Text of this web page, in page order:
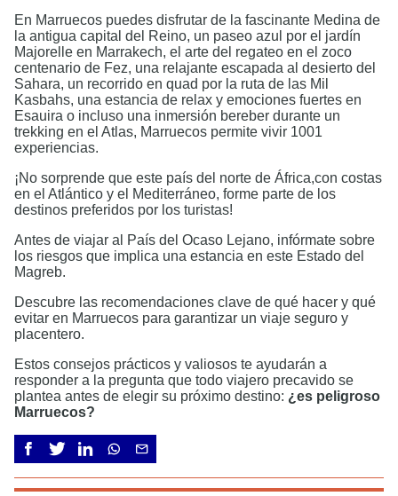
En Marruecos puedes disfrutar de la fascinante Medina de
la antigua capital del Reino, un paseo azul por el jardín
Majorelle en Marrakech, el arte del regateo en el zoco
centenario de Fez, una relajante escapada al desierto del
Sahara, un recorrido en quad por la ruta de las Mil
Kasbahs, una estancia de relax y emociones fuertes en
Esauira o incluso una inmersión bereber durante un
trekking en el Atlas, Marruecos permite vivir 1001
experiencias.
¡No sorprende que este país del norte de África,con costas
en el Atlántico y el Mediterráneo, forme parte de los
destinos preferidos por los turistas!
Antes de viajar al País del Ocaso Lejano, infórmate sobre
los riesgos que implica una estancia en este Estado del
Magreb.
Descubre las recomendaciones clave de qué hacer y qué
evitar en Marruecos para garantizar un viaje seguro y
placentero.
Estos consejos prácticos y valiosos te ayudarán a
responder a la pregunta que todo viajero precavido se
plantea antes de elegir su próximo destino: ¿es peligroso
Marruecos?